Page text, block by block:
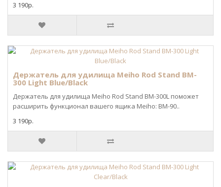
3 190р.
Держатель для удилища Meiho Rod Stand BM-
300 Light Blue/Black
Держатель для удилища Meiho Rod Stand BM-300L поможет
расширить функционал вашего ящика Meiho: BM-90..
3 190р.